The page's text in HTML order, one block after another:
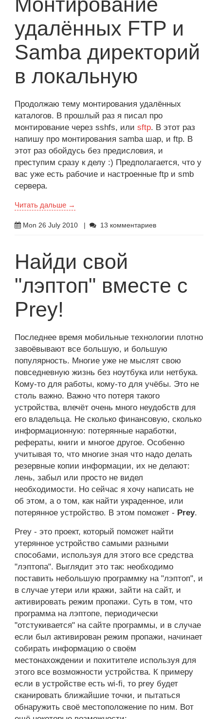
удалённых FTP и
Samba директорий
в локальную
Продолжаю тему монтирования удалённых
каталогов. В прошлый раз я писал про
монтирование через sshfs, или sftp. В этот раз
напишу про монтирования samba шар, и ftp. В
этот раз обойдусь без предисловия, и
преступим сразу к делу :) Предполагается, что у
вас уже есть рабочие и настроенные ftp и smb
сервера.
Читать дальше →
Mon 26 July 2010 13 комментариев
Найди свой
"лэптоп" вместе с
Prey!
Последнее время мобильные технологии плотно
завоёвывают все большую, и большую
популярность. Многие уже не мыслят свою
повседневную жизнь без ноутбука или нетбука.
Кому-то для работы, кому-то для учёбы. Это не
столь важно. Важно что потеря такого
устройства, влечёт очень много неудобств для
его владельца. Не сколько финансовую, сколько
информационную: потерянные наработки,
рефераты, книги и многое другое. Особенно
учитывая то, что многие зная что надо делать
резервные копии информации, их не делают:
лень, забыл или просто не видел
необходимости. Но сейчас я хочу написать не
об этом, а о том, как найти украденное, или
потерянное устройство. В этом поможет - Prey.
Prey - это проект, который поможет найти
утерянное устройство самыми разными
способами, используя для этого все средства
"лэптопа". Выглядит это так: необходимо
поставить небольшую программку на "лэптоп", и
в случае утери или кражи, зайти на сайт, и
активировать режим пропажи. Суть в том, что
программа на лэптопе, периодически
"отстукивается" на сайте программы, и в случае
если был активирован режим пропажи, начинает
собирать информацию о своём
местонахождении и похитителе используя для
этого все возможности устройства. К примеру
если в устройстве есть wi-fi, то prey будет
сканировать ближайшие точки, и пытаться
обнаружить своё местоположение по ним. Вот